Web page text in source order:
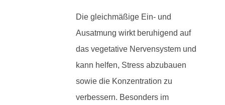
Die gleichmäßige Ein- und
Ausatmung wirkt beruhigend auf
das vegetative Nervensystem und
kann helfen, Stress abzubauen
sowie die Konzentration zu
verbessern. Besonders im